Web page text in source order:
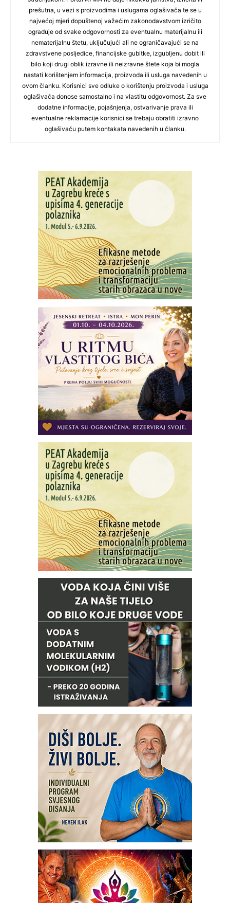
prešutna, u vezi s proizvodima i uslugama oglašivača te se u
najvećoj mjeri dopuštenoj važećim zakonodavstvom izričito
ograđuje od svake odgovornosti za eventualnu materijalnu ili
nematerijalnu štetu, uključujući ali ne ograničavajući se na
zdravstvene posljedice, financijske gubitke, izgubljenu dobit ili
bilo koji drugi oblik izravne ili neizravne štete koja bi mogla
nastati korištenjem informacija, proizvoda ili usluga navedenih u
ovom članku. Korisnici sve odluke o korištenju proizvoda i usluga
oglašivača donose samostalno i na vlastitu odgovornost. Za sve
dodatne informacije, pojašnjenja, ostvarivanje prava ili
eventualne reklamacije korisnici se trebaju obratiti izravno
oglašivaču putem kontakata navedenih u članku.